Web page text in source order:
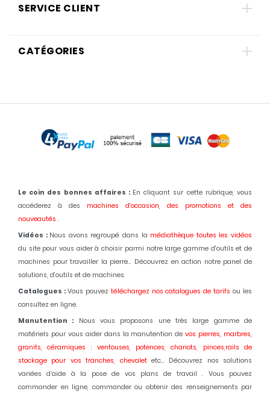
SERVICE CLIENT
CATÉGORIES
Le coin des bonnes affaires : En cliquant sur cette rubrique, vous
accéderez à des machines d'occasion, des promotions et des
nouveautés .
Vidéos : Nous avons regroupé dans la médiathèque toutes les vidéos
du site pour vous aider à choisir parmi notre large gamme d'outils et de
machines pour travailler la pierre... Découvrez en action notre panel de
solutions, d'outils et de machines.
Catalogues : Vous pouvez téléchargez nos catalogues de tarifs ou les
consultez en ligne.
Manutention : Nous vous proposons une très large gamme de
matériels pour vous aider dans la manutention devos pierres, marbres,
granits, céramiques : ventouses, potences, chariots, pinces,rails de
stockage pour vos tranches, chevalet etc... Découvrez nos solutions
variées d’aide à la pose de vos plans de travail . Vous pouvez
commander en ligne, commander ou obtenir des renseignements par